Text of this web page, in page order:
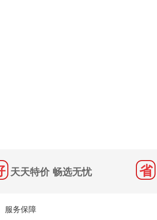
天天特价 畅选无忧
服务保障